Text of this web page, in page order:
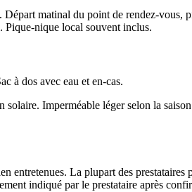
matinal du point de rendez-vous,
Pique-nique local souvent inclus.
à dos avec eau et en-cas.
solaire. Imperméable léger selon la
entretenues. La plupart des
indiqué par le prestataire après